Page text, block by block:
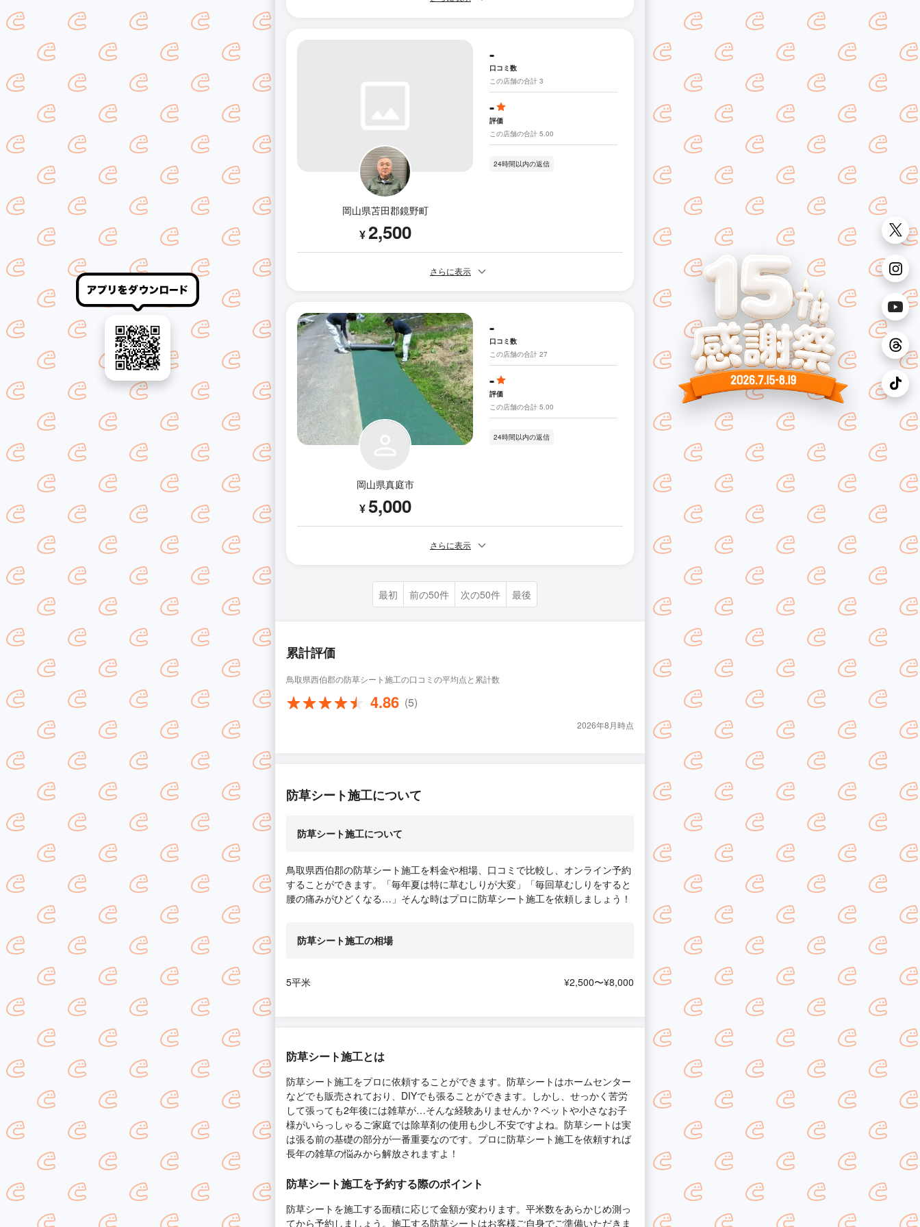
岡山県苫田郡鏡野町
¥2,500
-
口コミ数
この店舗の合計 3
-
評価
この店舗の合計 5.00
24時間以内の返信
さらに表示
岡山県真庭市
¥5,000
-
口コミ数
この店舗の合計 27
-
評価
この店舗の合計 5.00
24時間以内の返信
さらに表示
最初 前の50件 次の50件 最後
累計評価
鳥取県西伯郡の防草シート施工の口コミの平均点と累計数
4.86 (5)
2026年8月時点
防草シート施工について
防草シート施工について
鳥取県西伯郡の防草シート施工を料金や相場、口コミで比較し、オンライン予約
することができます。「毎年夏は特に草むしりが大変」「毎回草むしりをすると
腰の痛みがひどくなる…」そんな時はプロに防草シート施工を依頼しましょう！
防草シート施工の相場
5平米 ¥2,500〜¥8,000
防草シート施工とは
防草シート施工をプロに依頼することができます。防草シートはホームセンター
などでも販売されており、DIYでも張ることができます。しかし、せっかく苦労
して張っても2年後には雑草が…そんな経験ありませんか？ペットや小さなお子
様がいらっしゃるご家庭では除草剤の使用も少し不安ですよね。防草シートは実
は張る前の基礎の部分が一番重要なのです。プロに防草シート施工を依頼すれば
長年の雑草の悩みから解放されますよ！
防草シート施工を予約する際のポイント
防草シートを施工する面積に応じて金額が変わります。平米数をあらかじめ測っ
てから予約しましょう。施工する防草シートはお客様ご自身でご準備いただきま